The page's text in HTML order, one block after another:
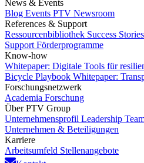
News & Events
Blog Events PTV Newsroom
References & Support
Ressourcenbibliothek Success Stories
Support Förderprogramme
Know-how
Whitepaper: Digitale Tools für
Bicycle Playbook Whitepaper:
Forschungsnetzwerk
Academia Forschung
Über PTV Group
Unternehmensprofil Leadership
Unternehmen & Beteiligungen
Karriere
Arbeitsumfeld Stellenangebote